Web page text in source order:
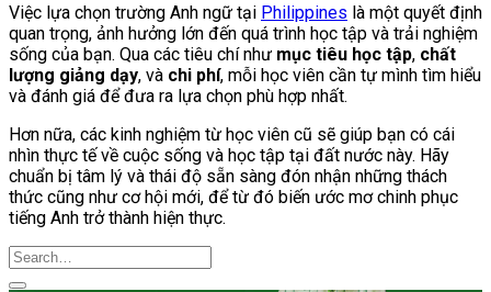
Việc lựa chọn trường Anh ngữ tại Philippines là một quyết định
quan trọng, ảnh hưởng lớn đến quá trình học tập và trải nghiệm
sống của bạn. Qua các tiêu chí như mục tiêu học tập, chất
lượng giảng dạy, và chi phí, mỗi học viên cần tự mình tìm hiểu
và đánh giá để đưa ra lựa chọn phù hợp nhất.
Hơn nữa, các kinh nghiệm từ học viên cũ sẽ giúp bạn có cái
nhìn thực tế về cuộc sống và học tập tại đất nước này. Hãy
chuẩn bị tâm lý và thái độ sẵn sàng đón nhận những thách
thức cũng như cơ hội mới, để từ đó biến ước mơ chinh phục
tiếng Anh trở thành hiện thực.